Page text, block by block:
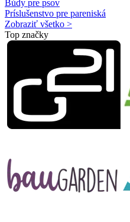
Búdy pre psov
Príslušenstvo pre pareniská
Zobraziť všetko >
Top značky